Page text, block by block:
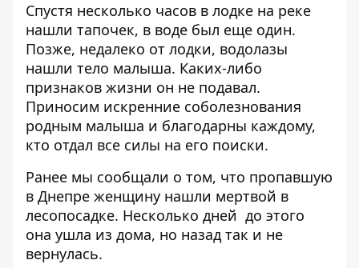
Спустя несколько часов в лодке на реке
нашли тапочек, в воде был еще один.
Позже, недалеко от лодки, водолазы
нашли тело малыша. Каких-либо
признаков жизни он не подавал.
Приносим искренние соболезнования
родным малыша и благодарны каждому,
кто отдал все силы на его поиски.
Ранее мы сообщали о том, что пропавшую
в Днепре женщину нашли мертвой в
лесопосадке. Несколько дней до этого
она ушла из дома, но назад так и не
вернулась.